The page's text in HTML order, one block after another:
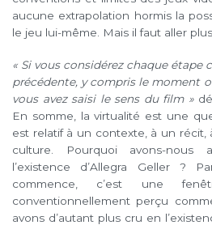
aucune extrapolation hormis la
le jeu lui-même. Mais il faut aller plus
« Si vous considérez chaque étape
précédente, y compris le moment
vous avez saisi le sens du film »
En somme, la virtualité est une
est relatif à un contexte, à un récit,
culture. Pourquoi avons-
l’existence d’Allegra Geller ?
commence, c’est une
conventionnellement perçu
avons d’autant plus cru en